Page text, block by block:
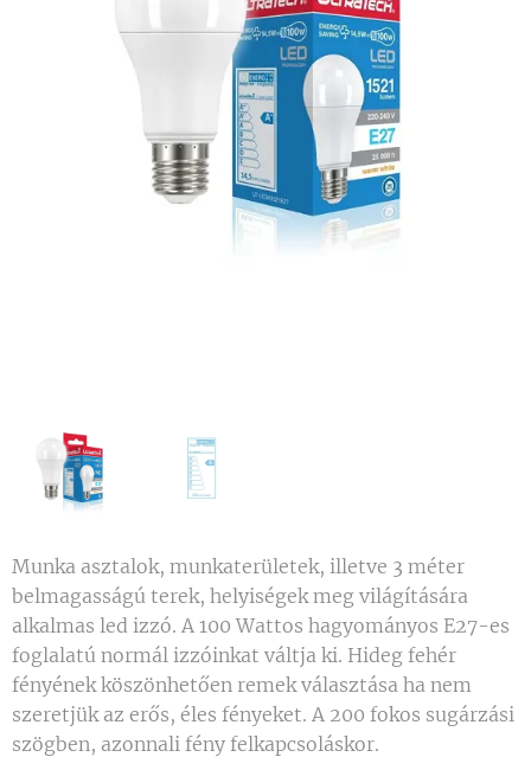
Munka asztalok, munkaterületek, illetve 3 méter
belmagasságú terek, helyiségek meg világítására
alkalmas led izzó. A 100 Wattos hagyományos E27-es
foglalatú normál izzóinkat váltja ki. Hideg fehér
fényének köszönhetően remek választása ha nem
szeretjük az erős, éles fényeket. A 200 fokos sugárzási
szögben, azonnali fény felkapcsoláskor.